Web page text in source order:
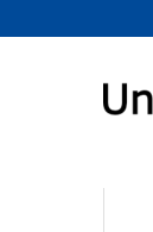
direkt zum Inhalt